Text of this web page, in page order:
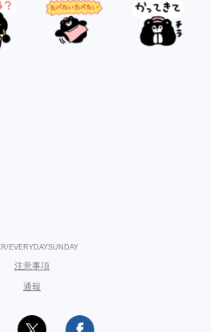
EVERYDAYSUNDAY
注意事項
通報